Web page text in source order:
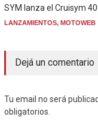
SYM lanza el Cruisym
LANZAMIENTOS, MOTOWEB
Dejá un comentario
Tu email no será
obligatorios.